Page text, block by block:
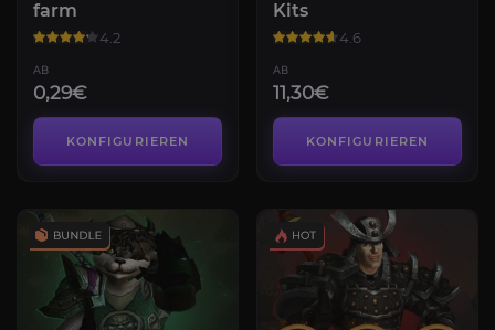
farm
4.2
AB
0,29€
KONFIGURIEREN
Kits
4.6
AB
11,30€
KONFIGURIEREN